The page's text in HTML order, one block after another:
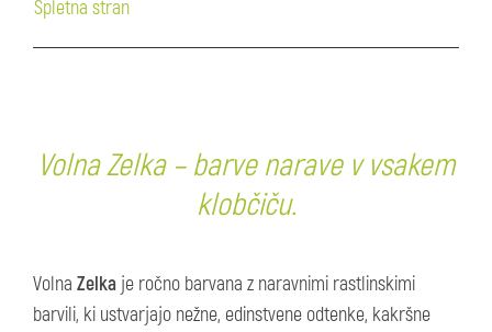
Spletna stran
Volna Zelka – barve narave v vsakem
klobčiču.
Volna Zelka je ročno barvana z naravnimi rastlinskimi
barvili, ki ustvarjajo nežne, edinstvene odtenke, kakršne